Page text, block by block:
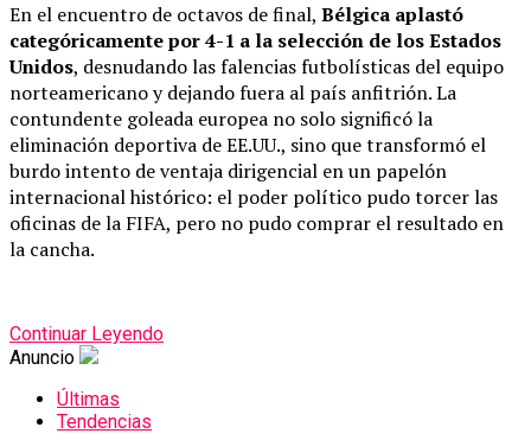
En el encuentro de octavos de final, Bélgica aplastó
categóricamente por 4-1 a la selección de los Estados
Unidos, desnudando las falencias futbolísticas del equipo
norteamericano y dejando fuera al país anfitrión. La
contundente goleada europea no solo significó la
eliminación deportiva de EE.UU., sino que transformó el
burdo intento de ventaja dirigencial en un papelón
internacional histórico: el poder político pudo torcer las
oficinas de la FIFA, pero no pudo comprar el resultado en
la cancha.
Continuar Leyendo
Anuncio
Últimas
Tendencias